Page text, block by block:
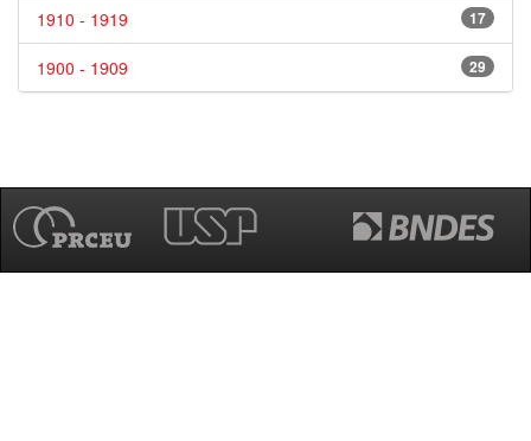
17
1910 - 1919
29
1900 - 1909